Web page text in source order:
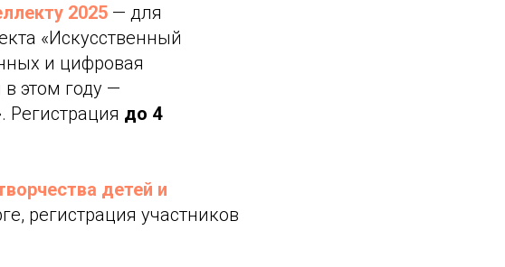
2025 — для
«Искусственный
и цифровая
этом году —
Регистрация до 4
детей и
регистрация участников